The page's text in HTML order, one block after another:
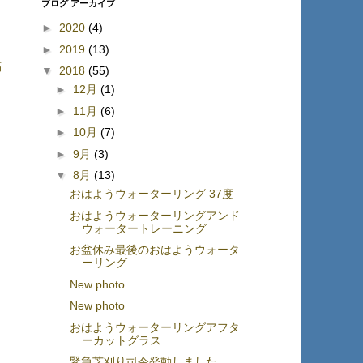
ブログ アーカイブ
► 2020 (4)
► 2019 (13)
▼ 2018 (55)
► 12月 (1)
► 11月 (6)
► 10月 (7)
► 9月 (3)
▼ 8月 (13)
おはようウォーターリング 37度
おはようウォーターリングアンド
ウォータートレーニング
お盆休み最後のおはようウォータ
ーリング
New photo
New photo
おはようウォーターリングアフタ
ーカットグラス